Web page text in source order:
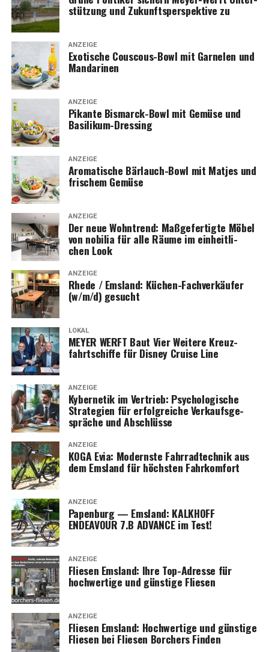
stüt­zung und Zukunfts­per­spek­ti­ve zu
ANZEIGE
Exo­ti­sche Cous­cous-Bowl mit Gar­ne­len und
Mandarinen
ANZEIGE
Pikan­te Bis­marck-Bowl mit Gemü­se und
Basilikum-Dressing
ANZEIGE
Aro­ma­ti­sche Bär­lauch-Bowl mit Mat­jes und
fri­schem Gemüse
ANZEIGE
Der neue Wohn­trend: Maß­ge­fer­tig­te Möbel
von nobi­lia für alle Räu­me im ein­heit­li­
chen Look
ANZEIGE
Rhe­de / Ems­land: Küchen-Fach­ver­käu­fer
(w/m/d) gesucht
LOKAL
MEYER WERFT Baut Vier Wei­te­re Kreuz­
fahrt­schif­fe für Dis­ney Crui­se Line
ANZEIGE
Kyber­ne­tik im Ver­trieb: Psy­cho­lo­gi­sche
Stra­te­gien für erfolg­rei­che Ver­kaufs­ge­
sprä­che und Abschlüsse
ANZEIGE
KOGA Evia: Moderns­te Fahr­rad­tech­nik aus
dem Ems­land für höchs­ten Fahrkomfort
ANZEIGE
Papen­burg — Ems­land: KALKHOFF
ENDEAVOUR 7.B ADVANCE im Test!
ANZEIGE
Flie­sen Ems­land: Ihre Top-Adres­se für
hoch­wer­ti­ge und güns­ti­ge Fliesen
ANZEIGE
Flie­sen Ems­land: Hoch­wer­ti­ge und güns­ti­ge
Flie­sen bei Flie­sen Bor­chers Finden